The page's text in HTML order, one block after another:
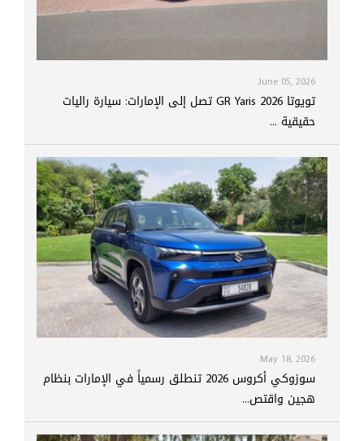
June 05, 2026
تويوتا GR Yaris 2026 تصل إلى الإمارات: سيارة راليات
حقيقية ...
May 18, 2026
سوزوكي أكروس 2026 تنطلق رسمياً في الإمارات بنظام
هجين واقتص...